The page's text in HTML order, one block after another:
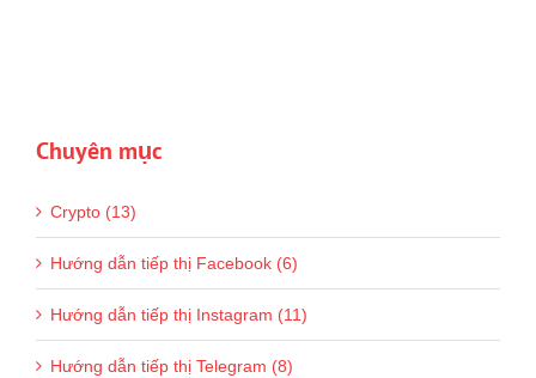
Chuyên mục
Crypto (13)
Hướng dẫn tiếp thị Facebook (6)
Hướng dẫn tiếp thị Instagram (11)
Hướng dẫn tiếp thị Telegram (8)